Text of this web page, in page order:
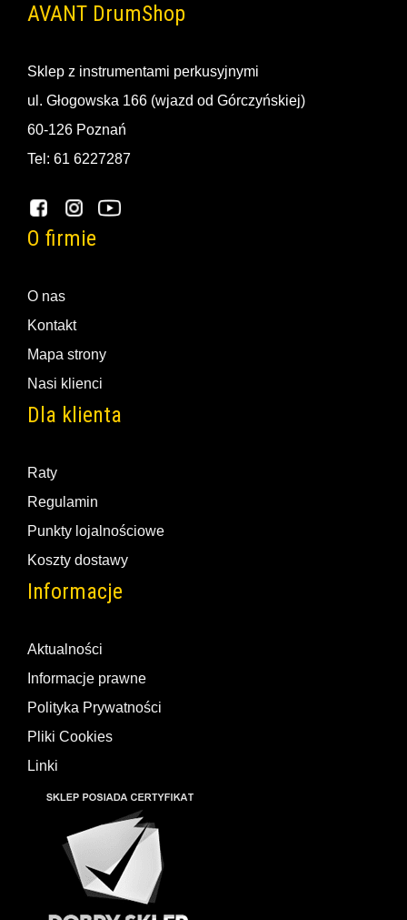
AVANT DrumShop
Sklep z instrumentami perkusyjnymi
ul. Głogowska 166 (wjazd od Górczyńskiej)
60-126 Poznań
Tel: 61 6227287
O firmie
O nas
Kontakt
Mapa strony
Nasi klienci
Dla klienta
Raty
Regulamin
Punkty lojalnościowe
Koszty dostawy
Informacje
Aktualności
Informacje prawne
Polityka Prywatności
Pliki Cookies
Linki